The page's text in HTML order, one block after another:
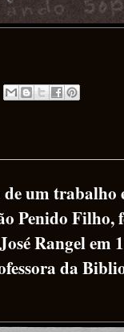
um trabalho
Penido Filho,
Rangel
da